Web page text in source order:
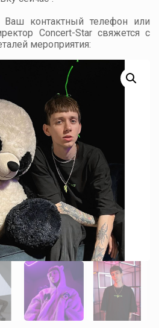
Ваш контактный телефон или
Concert-Star свяжется с
мероприятия: